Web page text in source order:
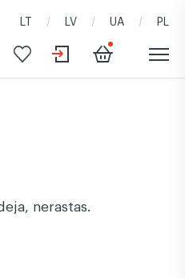
LT LV UA PL
nerastas.